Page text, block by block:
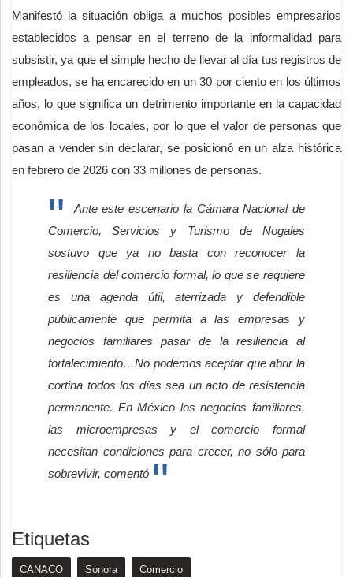
Manifestó la situación obliga a muchos posibles empresarios
establecidos a pensar en el terreno de la informalidad para
subsistir, ya que el simple hecho de llevar al día tus registros de
empleados, se ha encarecido en un 30 por ciento en los últimos
años, lo que significa un detrimento importante en la capacidad
económica de los locales, por lo que el valor de personas que
pasan a vender sin declarar, se posicionó en un alza histórica
en febrero de 2026 con 33 millones de personas.
Ante este escenario la Cámara Nacional de
Comercio, Servicios y Turismo de Nogales
sostuvo que ya no basta con reconocer la
resiliencia del comercio formal, lo que se requiere
es una agenda útil, aterrizada y defendible
públicamente que permita a las empresas y
negocios familiares pasar de la resiliencia al
fortalecimiento…No podemos aceptar que abrir la
cortina todos los días sea un acto de resistencia
permanente. En México los negocios familiares,
las microempresas y el comercio formal
necesitan condiciones para crecer, no sólo para
sobrevivir, comentó
Etiquetas
CANACO Sonora Comercio